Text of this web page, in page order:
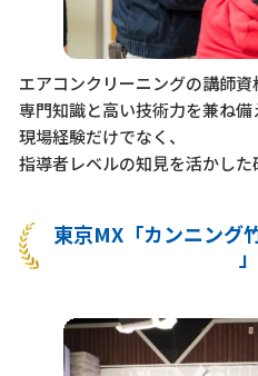
エアコンクリーニングの講師資
専門知識と高い技術力を兼ね備
現場経験だけでなく、
指導者レベルの知見を活かした
東京MX「カンニング
」